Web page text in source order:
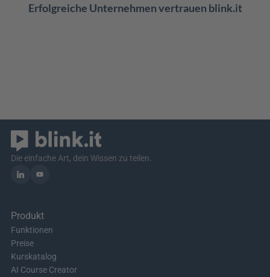
Erfolgreiche Unternehmen vertrauen blink.it
Die einfache Art, dein Wissen zu teilen.
Produkt
Funktionen
Preise
Kurskatalog
AI Course Creator